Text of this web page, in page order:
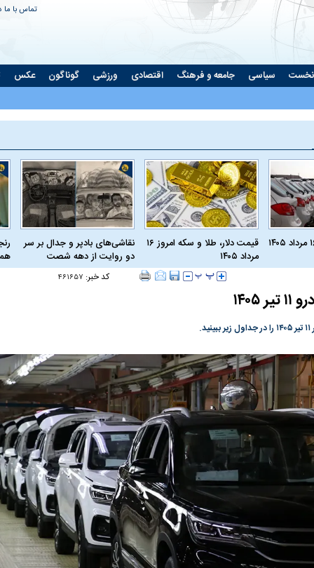
تماس با ما
سیاسی جامعه و فرهنگ اقتصادی ورزشی گوناگون عکس
قیمت دلار، طلا و سکه امروز ۱۶
مرداد ۱۴۰۵
نقاشی‌های بادپر و جدال بر سر
دو روایت از دهه شصت
کد خبر: ۴۶۱۶۵۷
رژیم و
نشد؟ | پشت
پهپاد‌ ۱۵۰۰ دلاری که
مطالعه رفتار هیستریک صدا و سیما علیه
کمپین نه به اعدام
پاسخگویی
نفت وزیر است و
حساب آنها
رصد شوند